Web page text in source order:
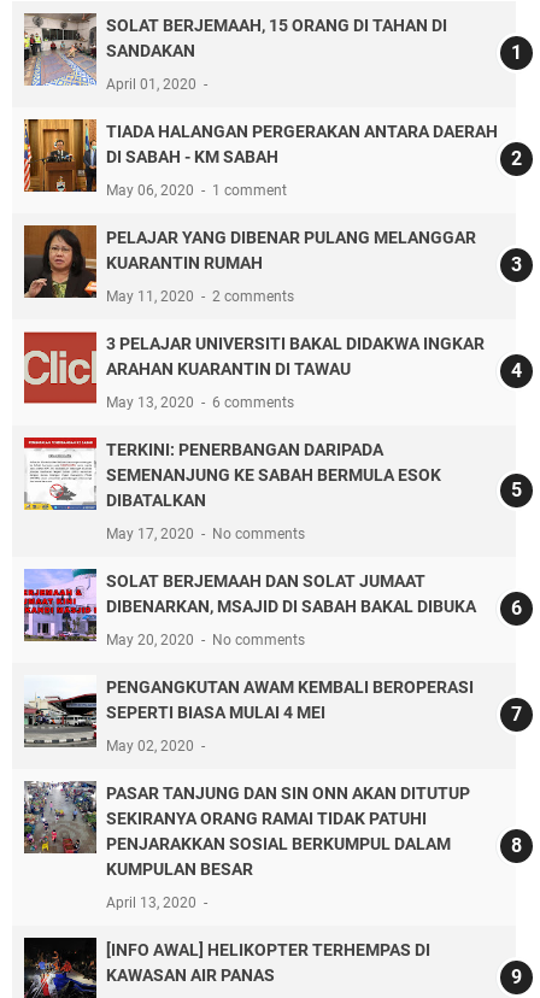
SOLAT BERJEMAAH, 15 ORANG DI TAHAN DI
SANDAKAN
April 01, 2020
TIADA HALANGAN PERGERAKAN ANTARA DAERAH
DI SABAH - KM SABAH
May 06, 2020 1 comment
PELAJAR YANG DIBENAR PULANG MELANGGAR
KUARANTIN RUMAH
May 11, 2020 2 comments
3 PELAJAR UNIVERSITI BAKAL DIDAKWA INGKAR
ARAHAN KUARANTIN DI TAWAU
May 13, 2020 6 comments
TERKINI: PENERBANGAN DARIPADA
SEMENANJUNG KE SABAH BERMULA ESOK
DIBATALKAN
May 17, 2020 No comments
SOLAT BERJEMAAH DAN SOLAT JUMAAT
DIBENARKAN, MSAJID DI SABAH BAKAL DIBUKA
May 20, 2020 No comments
PENGANGKUTAN AWAM KEMBALI BEROPERASI
SEPERTI BIASA MULAI 4 MEI
May 02, 2020
PASAR TANJUNG DAN SIN ONN AKAN DITUTUP
SEKIRANYA ORANG RAMAI TIDAK PATUHI
PENJARAKKAN SOSIAL BERKUMPUL DALAM
KUMPULAN BESAR
April 13, 2020
[INFO AWAL] HELIKOPTER TERHEMPAS DI
KAWASAN AIR PANAS